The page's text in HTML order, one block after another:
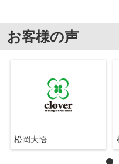
お客様の声
松岡大悟